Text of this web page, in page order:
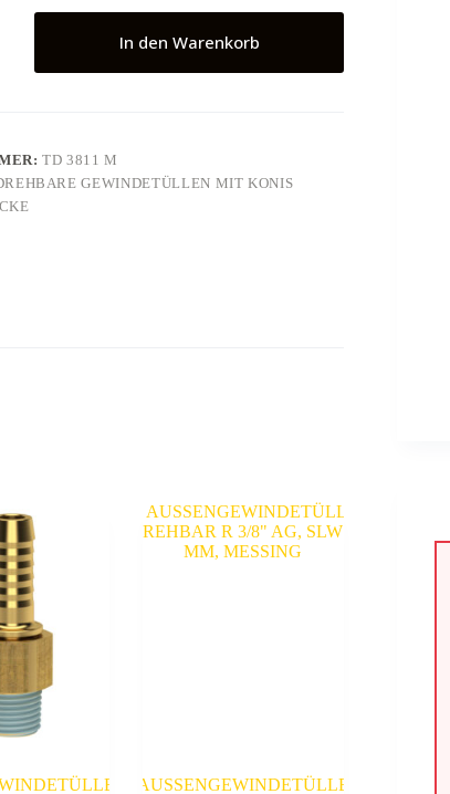
In den Warenkorb
TD 3811 M
GEWINDETÜLLEN MIT KONIS
AUSSENGEWINDETÜLLE